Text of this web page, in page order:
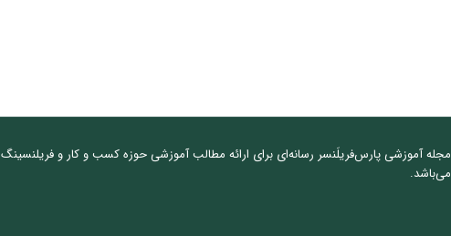
مجله آموزشی پارس‌فریلَنسر رسانه‌ای برای ارائه مطالب آموزشی حوزه کسب و کار و فریلنسینگ
می‌باشد.